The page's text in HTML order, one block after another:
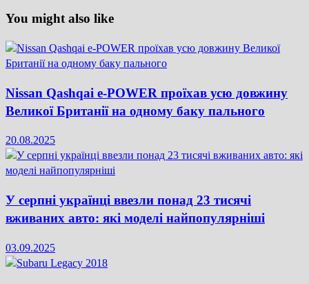
You might also like
Nissan Qashqai e-POWER проїхав усю довжину
Великої Британії на одному баку пального
20.08.2025
У серпні українці ввезли понад 23 тисячі
вживаних авто: які моделі найпопулярніші
03.09.2025